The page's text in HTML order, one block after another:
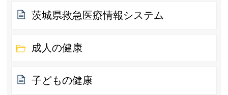
茨城県救急医療情報システム
成人の健康
子どもの健康